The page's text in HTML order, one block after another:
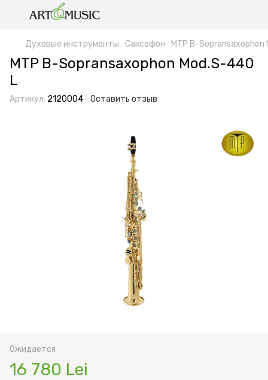
Духовые инструменты Саксофон MTP B-Sopransaxophon
MTP B-Sopransaxophon Mod.S-440
L
Артикул: 2120004 Оставить отзыв
Ожидается
16 780 Lei